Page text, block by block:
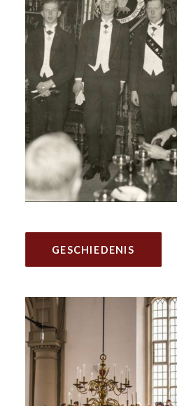
GESCHIEDENIS